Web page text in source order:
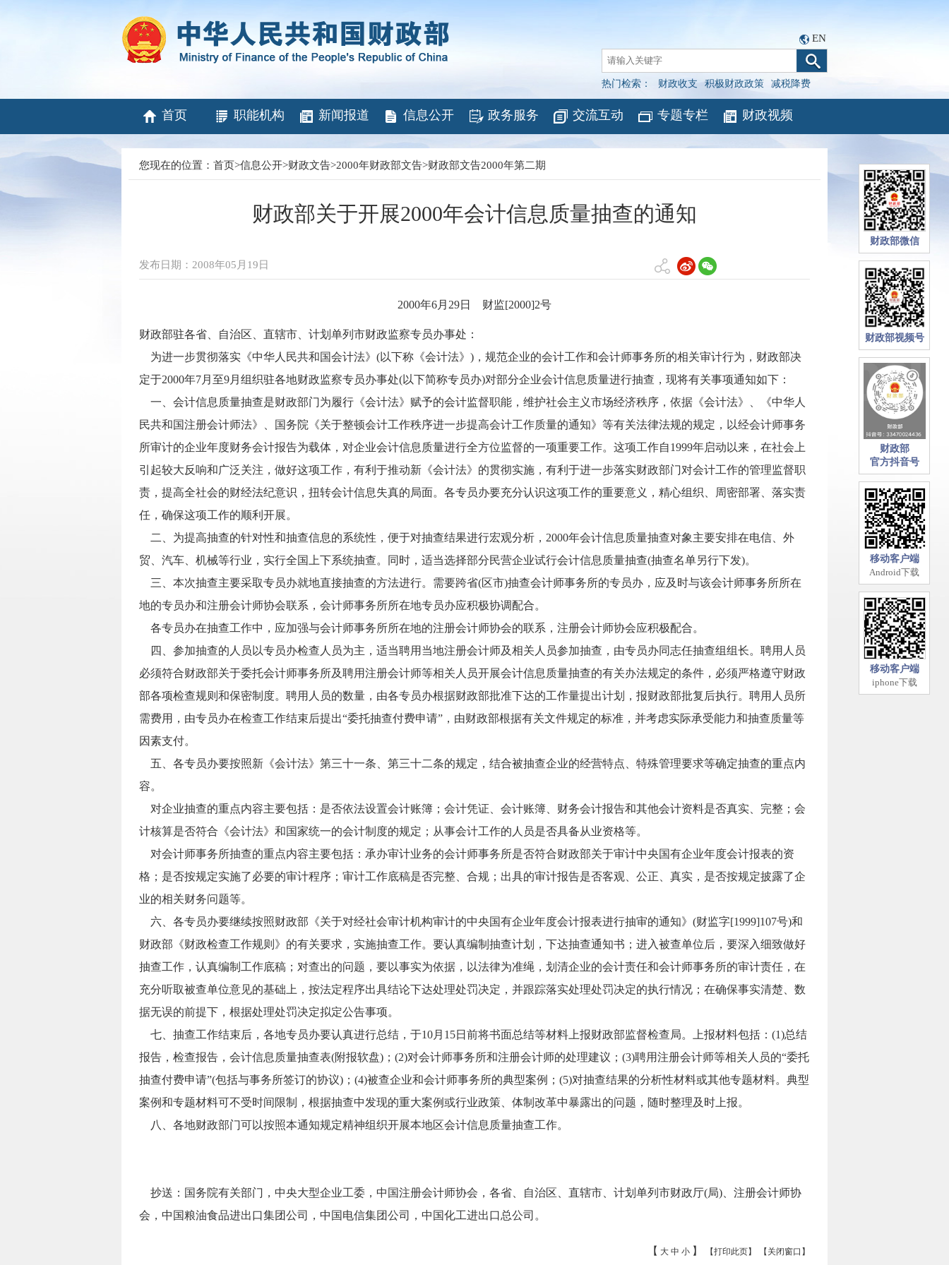
EN
热门检索： 财政收支 积极财政政策 减税降费
首页 职能机构 新闻报道 信息公开 政务服务 交流互动 专题专栏 财政视频
您现在的位置： 首页>信息公开>财政文告>2000年财政部文告>财政部文告2000年第二期
财政部关于开展2000年会计信息质量抽查的通知
发布日期：2008年05月19日
2000年6月29日 财监[2000]2号
财政部驻各省、自治区、直辖市、计划单列市财政监察专员办事处：
为进一步贯彻落实《中华人民共和国会计法》(以下称《会计法》)，规范企业的会计工作和会计师事务所的相关审计行为，财政部决
定于2000年7月至9月组织驻各地财政监察专员办事处(以下简称专员办)对部分企业会计信息质量进行抽查，现将有关事项通知如下：
一、会计信息质量抽查是财政部门为履行《会计法》赋予的会计监督职能，维护社会主义市场经济秩序，依据《会计法》、《中华人
民共和国注册会计师法》、国务院《关于整顿会计工作秩序进一步提高会计工作质量的通知》等有关法律法规的规定，以经会计师事务
所审计的企业年度财务会计报告为载体，对企业会计信息质量进行全方位监督的一项重要工作。这项工作自1999年启动以来，在社会上
引起较大反响和广泛关注，做好这项工作，有利于推动新《会计法》的贯彻实施，有利于进一步落实财政部门对会计工作的管理监督职
责，提高全社会的财经法纪意识，扭转会计信息失真的局面。各专员办要充分认识这项工作的重要意义，精心组织、周密部署、落实责
任，确保这项工作的顺利开展。
二、为提高抽查的针对性和抽查信息的系统性，便于对抽查结果进行宏观分析，2000年会计信息质量抽查对象主要安排在电信、外
贸、汽车、机械等行业，实行全国上下系统抽查。同时，适当选择部分民营企业试行会计信息质量抽查(抽查名单另行下发)。
三、本次抽查主要采取专员办就地直接抽查的方法进行。需要跨省(区市)抽查会计师事务所的专员办，应及时与该会计师事务所所在
地的专员办和注册会计师协会联系，会计师事务所所在地专员办应积极协调配合。
各专员办在抽查工作中，应加强与会计师事务所所在地的注册会计师协会的联系，注册会计师协会应积极配合。
四、参加抽查的人员以专员办检查人员为主，适当聘用当地注册会计师及相关人员参加抽查，由专员办同志任抽查组组长。聘用人员
必须符合财政部关于委托会计师事务所及聘用注册会计师等相关人员开展会计信息质量抽查的有关办法规定的条件，必须严格遵守财政
部各项检查规则和保密制度。聘用人员的数量，由各专员办根据财政部批准下达的工作量提出计划，报财政部批复后执行。聘用人员所
需费用，由专员办在检查工作结束后提出“委托抽查付费申请”，由财政部根据有关文件规定的标准，并考虑实际承受能力和抽查质量等
因素支付。
五、各专员办要按照新《会计法》第三十一条、第三十二条的规定，结合被抽查企业的经营特点、特殊管理要求等确定抽查的重点内
容。
对企业抽查的重点内容主要包括：是否依法设置会计账簿；会计凭证、会计账簿、财务会计报告和其他会计资料是否真实、完整；会
计核算是否符合《会计法》和国家统一的会计制度的规定；从事会计工作的人员是否具备从业资格等。
对会计师事务所抽查的重点内容主要包括：承办审计业务的会计师事务所是否符合财政部关于审计中央国有企业年度会计报表的资
格；是否按规定实施了必要的审计程序；审计工作底稿是否完整、合规；出具的审计报告是否客观、公正、真实，是否按规定披露了企
业的相关财务问题等。
六、各专员办要继续按照财政部《关于对经社会审计机构审计的中央国有企业年度会计报表进行抽审的通知》(财监字[1999]107号)和
财政部《财政检查工作规则》的有关要求，实施抽查工作。要认真编制抽查计划，下达抽查通知书；进入被查单位后，要深入细致做好
抽查工作，认真编制工作底稿；对查出的问题，要以事实为依据，以法律为准绳，划清企业的会计责任和会计师事务所的审计责任，在
充分听取被查单位意见的基础上，按法定程序出具结论下达处理处罚决定，并跟踪落实处理处罚决定的执行情况；在确保事实清楚、数
据无误的前提下，根据处理处罚决定拟定公告事项。
七、抽查工作结束后，各地专员办要认真进行总结，于10月15日前将书面总结等材料上报财政部监督检查局。上报材料包括：(1)总结
报告，检查报告，会计信息质量抽查表(附报软盘)；(2)对会计师事务所和注册会计师的处理建议；(3)聘用注册会计师等相关人员的“委托
抽查付费申请”(包括与事务所签订的协议)；(4)被查企业和会计师事务所的典型案例；(5)对抽查结果的分析性材料或其他专题材料。典型
案例和专题材料可不受时间限制，根据抽查中发现的重大案例或行业政策、体制改革中暴露出的问题，随时整理及时上报。
八、各地财政部门可以按照本通知规定精神组织开展本地区会计信息质量抽查工作。
抄送：国务院有关部门，中央大型企业工委，中国注册会计师协会，各省、自治区、直辖市、计划单列市财政厅(局)、注册会计师协
会，中国粮油食品进出口集团公司，中国电信集团公司，中国化工进出口总公司。
【 大 中 小 】 【打印此页】 【关闭窗口】
财政部微信
财政部视频号
财政部
官方抖音号
移动客户端
Android下载
移动客户端
iphone下载